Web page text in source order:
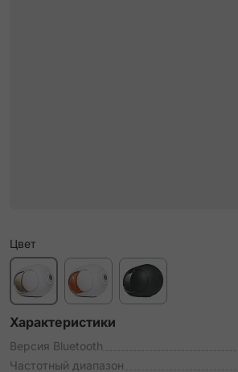
Цвет
Характеристики
Версия Bluetooth
Частотный диапазон